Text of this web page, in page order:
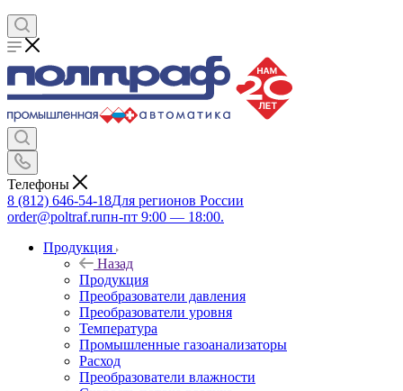
Телефоны
8 (812) 646-54-18Для регионов России
order@poltraf.ruпн-пт 9:00 — 18:00.
Продукция
Назад
Продукция
Преобразователи давления
Преобразователи уровня
Температура
Промышленные газоанализаторы
Расход
Преобразователи влажности